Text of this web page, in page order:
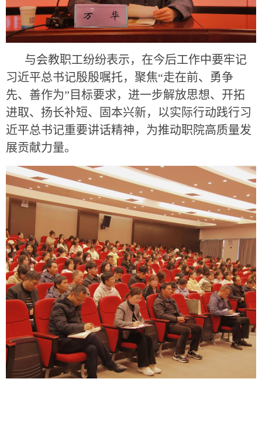
与会教职工纷纷表示，在今后工作中要牢记
习近平总书记殷殷嘱托，聚焦“走在前、勇争
先、善作为”目标要求，进一步解放思想、开拓
进取、扬长补短、固本兴新，以实际行动践行习
近平总书记重要讲话精神，为推动职院高质量发
展贡献力量。